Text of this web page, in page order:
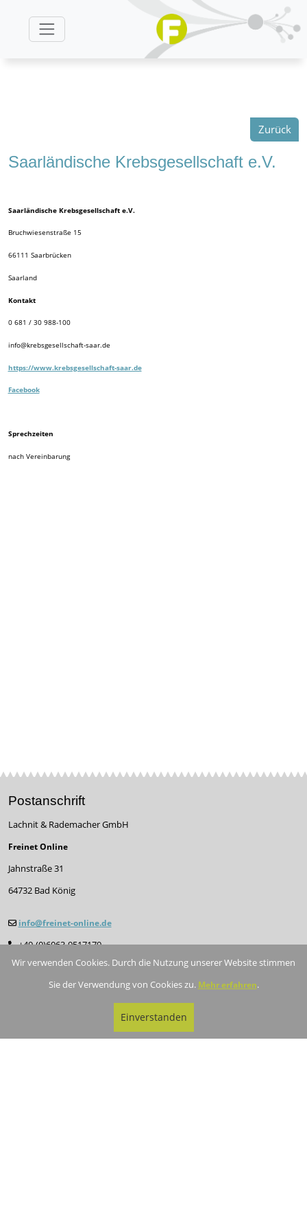
Zurück
Saarländische Krebsgesellschaft e.V.
Saarländische Krebsgesellschaft e.V.
Bruchwiesenstraße 15
66111 Saarbrücken
Saarland
Kontakt
0 681 / 30 988-100
info@krebsgesellschaft-saar.de
https://www.krebsgesellschaft-saar.de
Facebook
Sprechzeiten
nach Vereinbarung
Wir verwenden Cookies. Durch die Nutzung unserer Website stimmen
Sie der Verwendung von Cookies zu. Mehr erfahren.
Einverstanden
Postanschrift
Lachnit & Rademacher GmbH
Freinet Online
Jahnstraße 31
64732 Bad König
info@freinet-online.de
+49-(0)6063-9517179